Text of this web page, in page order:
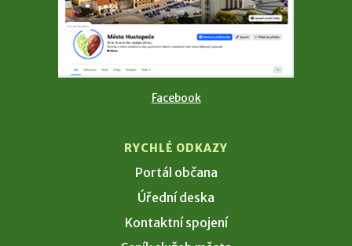
Facebook
RYCHLÉ ODKAZY
Portál občana
Úřední deska
Kontaktní spojení